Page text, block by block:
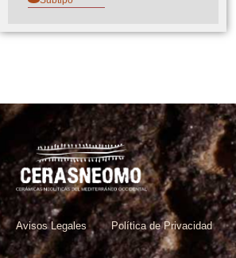
Avisos Legales Política de Privacidad